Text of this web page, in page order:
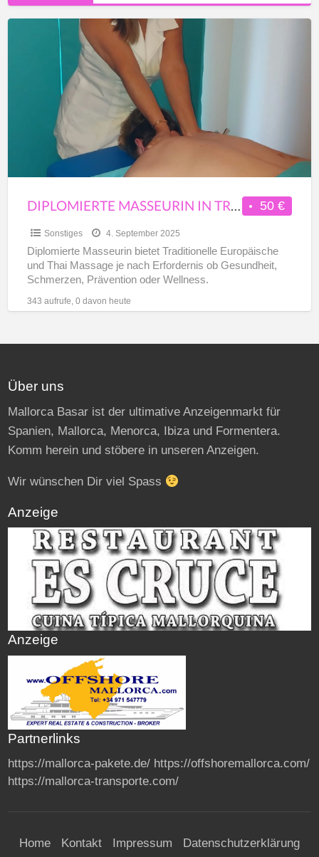
Diplomierte
Masseurin
Traditioneller
Europäischer
Massage
50 €
DIPLOMIERTE MASSEURIN IN TRADITIONELLER EUROPÄISCHER UND THAI MASSAGE
Sonstiges 4. September 2025
Diplomierte Masseurin bietet Traditionelle Europäische
und Thai Massage je nach Erfordernis ob Gesundheit,
Schmerzen, Prävention oder Wellness.
WhatsApp. Dauer nach[…]
343 aufrufe, 0 davon heute
Über uns
Mallorca Basar ist der ultimative Anzeigenmarkt für
Spanien, Mallorca, Menorca, Ibiza und Formentera.
Komm herein und stöbere in unseren Anzeigen.
Wir wünschen Dir viel Spass
Anzeige
Anzeige
Partnerlinks
https://mallorca-pakete.de/ https://offshoremallorca.com/
https://mallorca-transporte.com/
Home Kontakt Impressum
Datenschutzerklärung